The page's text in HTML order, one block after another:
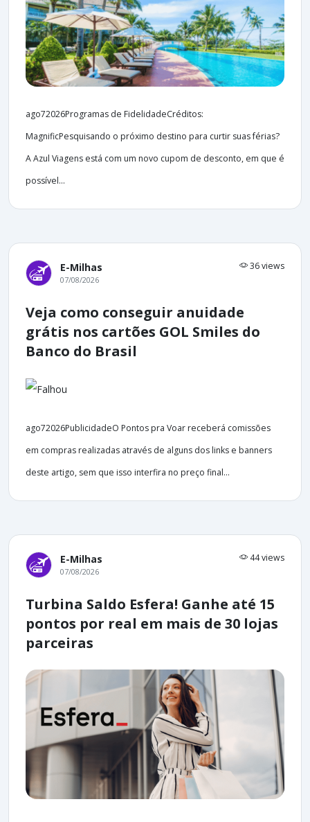
ago72026Programas de FidelidadeCréditos:
MagnificPesquisando o próximo destino para curtir suas férias?
A Azul Viagens está com um novo cupom de desconto, em que é
possível...
E-Milhas 36 views
07/08/2026
Veja como conseguir anuidade
grátis nos cartões GOL Smiles do
Banco do Brasil
ago72026PublicidadeO Pontos pra Voar receberá comissões
em compras realizadas através de alguns dos links e banners
deste artigo, sem que isso interfira no preço final...
E-Milhas 44 views
07/08/2026
Turbina Saldo Esfera! Ganhe até 15
pontos por real em mais de 30 lojas
parceiras